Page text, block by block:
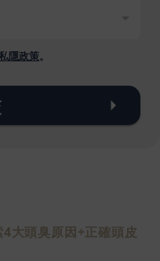
隱政策。
大頭臭原因+正確頭皮